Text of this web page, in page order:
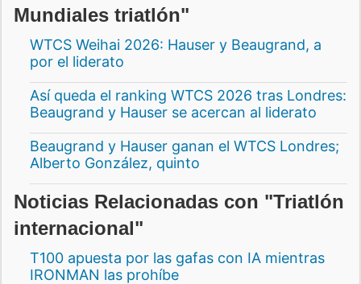
Mundiales triatlón"
WTCS Weihai 2026: Hauser y Beaugrand, a
por el liderato
Así queda el ranking WTCS 2026 tras Londres:
Beaugrand y Hauser se acercan al liderato
Beaugrand y Hauser ganan el WTCS Londres;
Alberto González, quinto
Noticias Relacionadas con "Triatlón
internacional"
T100 apuesta por las gafas con IA mientras
IRONMAN las prohíbe